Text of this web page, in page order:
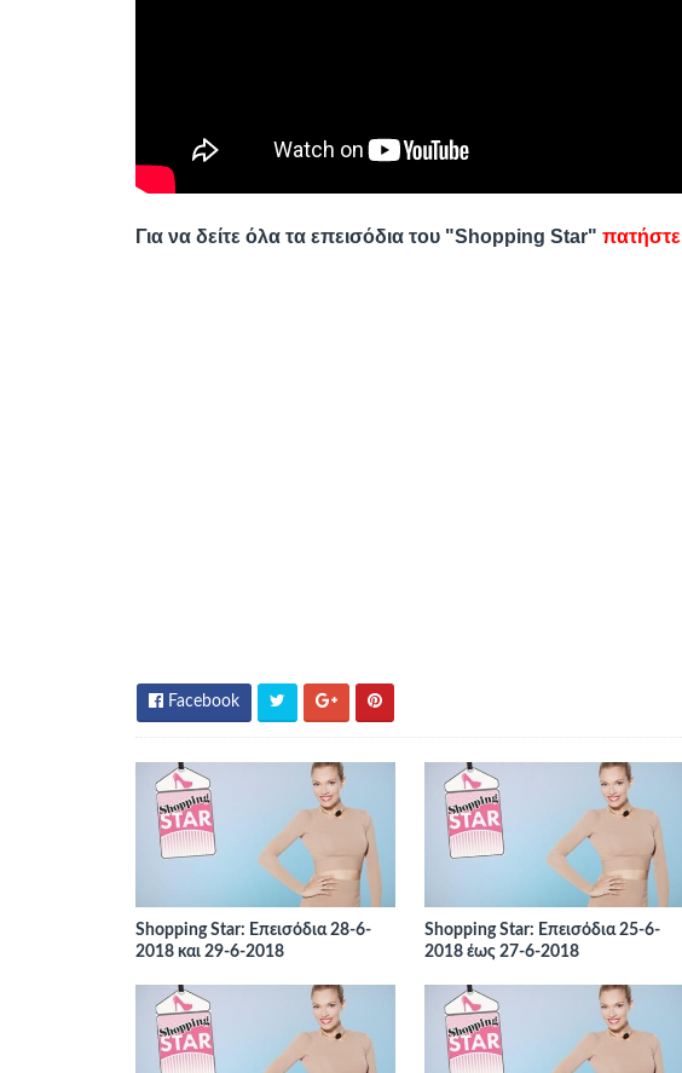
Για να δείτε όλα τα επεισόδια του "Shopping Star" πατήστε
Facebook
Shopping Star: Επεισόδια 28-6-
2018 και 29-6-2018
Shopping Star: Επεισόδια 25-6-
2018 έως 27-6-2018